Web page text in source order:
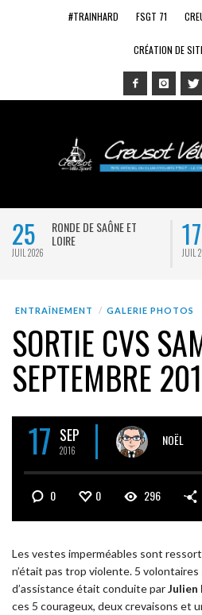
#TRAINHARD FSGT 71
CRÉATION DE
25
JUIL 2026
RONDE DE SAÔNE ET
LOIRE
17
JUIL
ENTRAÎNEMENT GALERIE PHOTOS
SORTIE CVS
SEPTEMBRE
17 SEP
2016
NOËL
0 0 296
Les vestes imperméables sont
n’était pas trop violente. 5
d’assistance était conduite parJulien
ces 5 courageux, deux crevaisons et